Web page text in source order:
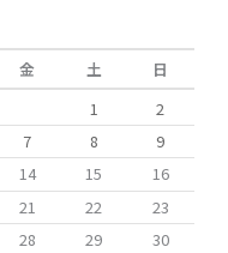
金 土
日
1
2
7 8
9
14 15
16
21 22
23
28 29
30